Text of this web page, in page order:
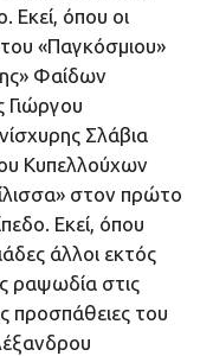
Εκεί, όπου οι
«Παγκόσμιου»
Φαίδων
Σλάβια
Κυπελλούχων
στον πρώτο
Εκεί, όπου
άλλοι εκτός
ραψωδία στις
προσπάθειες του